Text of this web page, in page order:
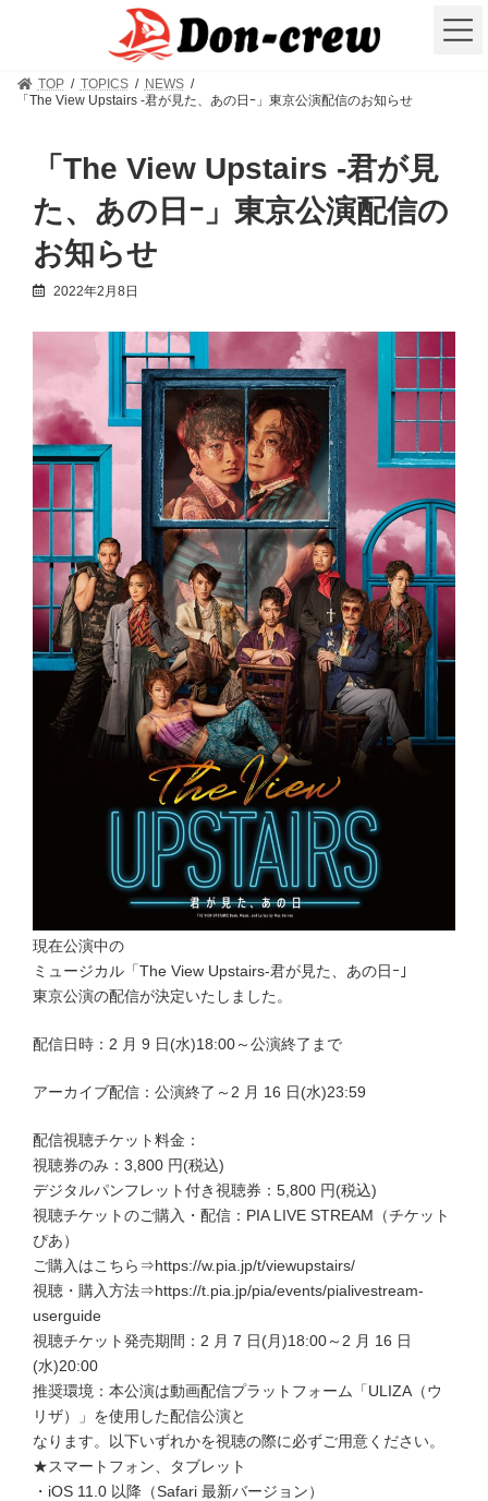
TOP TOPICS
NEWS
「The View Upstairs -君が見た、あの日ｰ」東京公演配信のお知らせ
「The View Upstairs -君が見
た、あの日ｰ」東京公演配信の
お知らせ
2022年2月8日
現在公演中の
ミュージカル「The View Upstairs-君が見た、あの日ｰ」
東京公演の配信が決定いたしました。
配信日時：2 月 9 日(水)18:00～公演終了まで
アーカイブ配信：公演終了～2 月 16 日(水)23:59
配信視聴チケット料金：
視聴券のみ：3,800 円(税込)
デジタルパンフレット付き視聴券：5,800 円(税込)
視聴チケットのご購入・配信：PIA LIVE STREAM（チケット
ぴあ）
ご購入はこちら⇒https://w.pia.jp/t/viewupstairs/
視聴・購入方法⇒https://t.pia.jp/pia/events/pialivestream-
userguide
視聴チケット発売期間：2 月 7 日(月)18:00～2 月 16 日
(水)20:00
推奨環境：本公演は動画配信プラットフォーム「ULIZA（ウ
リザ）」を使用した配信公演と
なります。以下いずれかを視聴の際に必ずご用意ください。
★スマートフォン、タブレット
・iOS 11.0 以降（Safari 最新バージョン）